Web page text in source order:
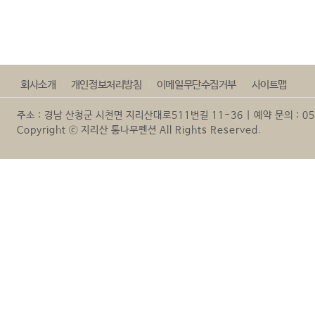
회사소개 개인정보처리방침 이메일무단수집거부 사이트맵
주소 : 경남 산청군 시천면 지리산대로511번길 11-36 | 예약 문
Copyright ⓒ 지리산 통나무펜션 All Rights Reserved.